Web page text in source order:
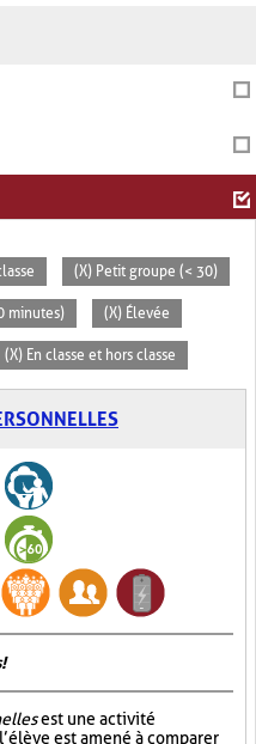
(X) Petit groupe (< 30)
minutes) (X) Élevée
(X) En classe et hors classe
est une activité
est amené à comparer